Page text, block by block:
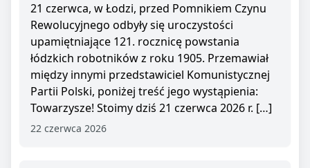
21 czerwca, w Łodzi, przed Pomnikiem Czynu
Rewolucyjnego odbyły się uroczystości
upamiętniające 121. rocznicę powstania
łódzkich robotników z roku 1905. Przemawiał
między innymi przedstawiciel Komunistycznej
Partii Polski, poniżej treść jego wystąpienia:
Towarzysze! Stoimy dziś 21 czerwca 2026 r. […]
22 czerwca 2026